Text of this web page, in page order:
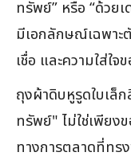
ทรัพย์” หรือ “ด้วย
มีเอกลักษณ์เฉพาะ
เชื่อ และความใส่ใ
ถุงผ้าดิบหูรูดใบเล็
ทรัพย์" ไม่ใช่เพียง
ทางการตลาดที่ทร